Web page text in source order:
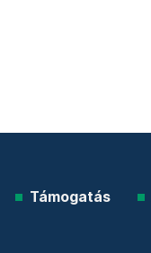
Támogatás